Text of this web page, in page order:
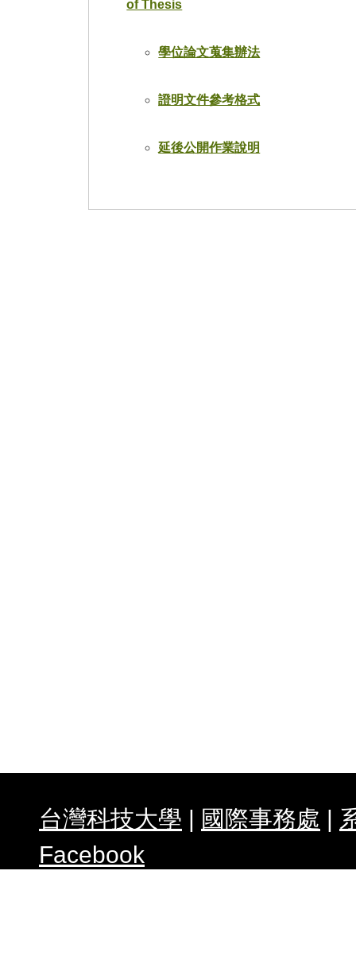
介
概
招
士
論
國
程
程
彙
系
獎
訊
of Thesis
學位論文蒐集辦法
證明文件參考格式
延後公開作業說明
台灣科技大學 | 國際事務處 |
Facebook